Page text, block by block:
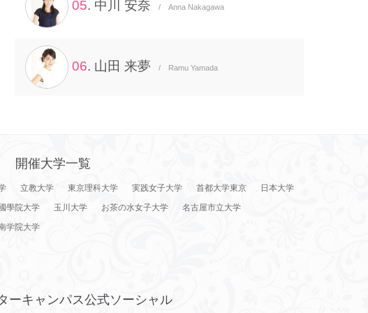
05. 中川 安奈 / Anna Nakagawa
06. 山田 来夢 / Ramu Yamada
開催大学一覧
立教大学 東京理科大学 実践女子大学 首都大学東京
日本大学
國學院大学 玉川大学 お茶の水女子大学
名古屋市立大学
学院大学
ーキャンパス公式ソーシャル